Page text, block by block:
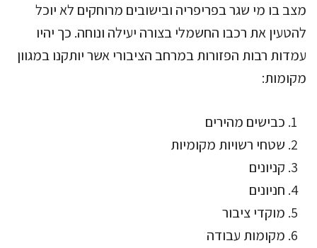
מצב בו מי שגר בפריפריה ובישובים מרוחקים לא יוכל
להטעין את רכבו החשמלי בצורה יעילה ונוחה. כך יהיו
עמדות רבות הפזורות במרחב הציבורי אשר יותקנו במגוון
מקומות:
כבישים מהירים
שטחי רשויות מקומיות
קניונים
חניונים
מוקדי ציבור
מקומות עבודה